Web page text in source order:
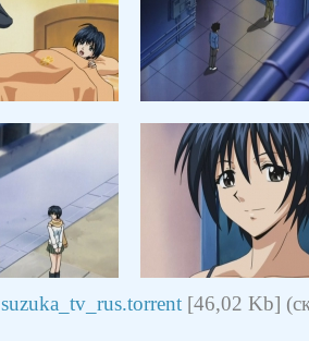
suzuka_tv_rus.torrent [46,02 Kb]